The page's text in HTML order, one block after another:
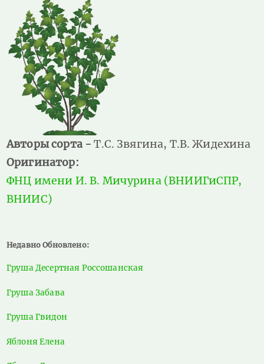
Авторы сорта -Т.С. Звягина, Т.В. Жидехина
Оригинатор:
ФНЦ имени И. В. Мичурина (ВНИИГиСПР,
ВНИИС)
Недавно Обновлено:
Груша Десертная Россошанская
Груша Забава
Груша Гвидон
Яблоня Елена